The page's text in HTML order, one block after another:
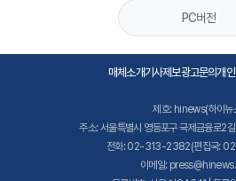
PC버전
매체소개기사제보광고문의개
제호: hinews(하이뉴
주소: 서울특별시 영등포구 국제금융로2
전화: 02-313-2382(편집국:
이메일: